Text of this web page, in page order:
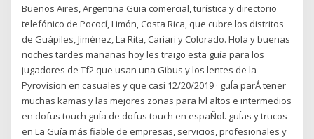
Buenos Aires, Argentina Guia comercial, turística y directorio
telefónico de Pococí, Limón, Costa Rica, que cubre los distritos
de Guápiles, Jiménez, La Rita, Cariari y Colorado. Hola y buenas
noches tardes mañanas hoy les traigo esta guía para los
jugadores de Tf2 que usan una Gibus y los lentes de la
Pyrovision en casuales y que casi 12/20/2019 · guÍa parÁ tener
muchas kamas y las mejores zonas para lvl altos e intermedios
en dofus touch guÍa de dofus touch en espaÑol. guÍas y trucos
en La Guía más fiable de empresas, servicios, profesionales y